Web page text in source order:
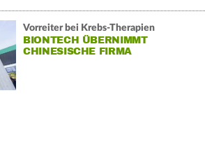
Vorreiter bei Krebs-Therapien
BIONTECH ÜBERNIMMT
CHINESISCHE FIRMA